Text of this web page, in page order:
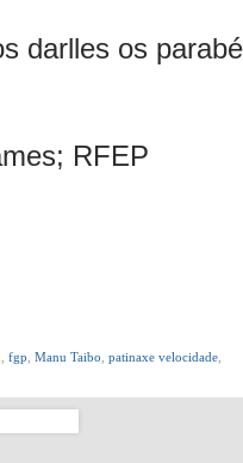
darlles os
RFEP
fgp Manu Taibo patinaxe velocidade